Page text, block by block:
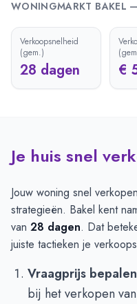
WONINGMARKT BAKEL
Verkoopsnelheid
(gem.)
28 dagen €
Je huis snel
Jouw woning snel
strategieën. Bakel kent
van 28 dagen. Dat
juiste tactieken je
Vraagprijs bepalen
bij het verkopen